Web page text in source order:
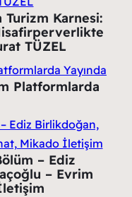
Turizm Karnesi:
TÜZEL
Platformlarda
– Ediz
– Evrim